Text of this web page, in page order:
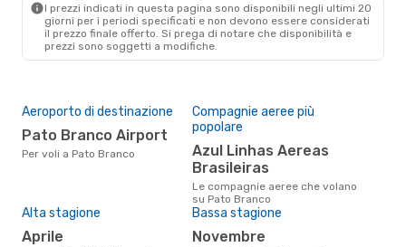
I prezzi indicati in questa pagina sono disponibili negli ultimi 20
giorni per i periodi specificati e non devono essere considerati
il ​​prezzo finale offerto. Si prega di notare che disponibilità e
prezzi sono soggetti a modifiche.
Aeroporto di destinazione
Pato Branco Airport
Per voli a Pato Branco
Compagnie aeree più
popolare
Azul Linhas Aereas
Brasileiras
Le compagnie aeree che volano
su Pato Branco
Alta stagione
aprile
Bassa stagione
novembre